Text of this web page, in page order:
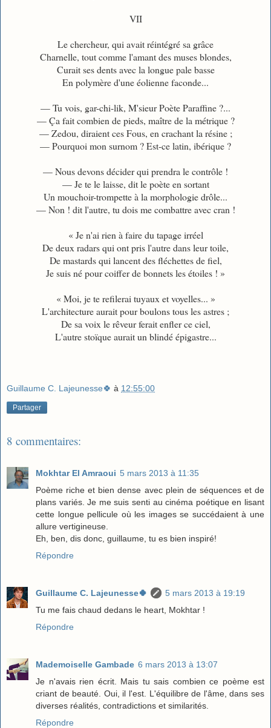
VII
Le chercheur, qui avait réintégré sa grâce
Charnelle, tout comme l'amant des muses blondes,
Curait ses dents avec la longue pale basse
En polymère d'une éolienne faconde...
— Tu vois, gar-chi-lik, M'sieur Poète Paraffine ?...
— Ça fait combien de pieds, maître de la métrique ?
— Zedou, diraient ces Fous, en crachant la résine ;
— Pourquoi mon surnom ? Est-ce latin, ibérique ?
— Nous devons décider qui prendra le contrôle !
— Je te le laisse, dit le poète en sortant
Un mouchoir-trompette à la morphologie drôle...
— Non ! dit l'autre, tu dois me combattre avec cran !
« Je n'ai rien à faire du tapage irréel
De deux radars qui ont pris l'autre dans leur toile,
De mastards qui lancent des fléchettes de fiel,
Je suis né pour coiffer de bonnets les étoiles ! »
« Moi, je te refilerai tuyaux et voyelles... »
L'architecture aurait pour boulons tous les astres ;
De sa voix le rêveur ferait enfler ce ciel,
L'autre stoïque aurait un blindé épigastre...
Guillaume C. Lajeunesse🍀 à 12:55:00
Partager
8 commentaires:
Mokhtar El Amraoui 5 mars 2013 à 11:35
Poème riche et bien dense avec plein de séquences et de
plans variés. Je me suis senti au cinéma poétique en lisant
cette longue pellicule où les images se succédaient à une
allure vertigineuse.
Eh, ben, dis donc, guillaume, tu es bien inspiré!
Répondre
Guillaume C. Lajeunesse🍀
5 mars 2013 à 19:19
Tu me fais chaud dedans le heart, Mokhtar !
Répondre
Mademoiselle Gambade 6 mars 2013 à 13:07
Je n'avais rien écrit. Mais tu sais combien ce poème est
criant de beauté. Oui, il l'est. L'équilibre de l'âme, dans ses
diverses réalités, contradictions et similarités.
Répondre